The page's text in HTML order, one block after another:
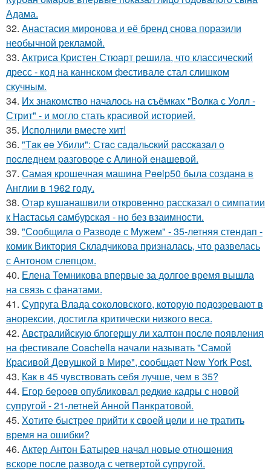
Адама.
32. Анастасия миронова и её бренд снова поразили
необычной рекламой.
33. Актриса Кристен Стюарт решила, что классический
дресс - код на каннском фестивале стал слишком
скучным.
34. Их знакомство началось на съёмках "Волка с Уолл -
Стрит" - и могло стать красивой историей.
35. Исполнили вместе хит!
36. "Тaк ee Убили": Стac сaдaльcкий paccкaзaл o
пocлeднeм paзгoвope c Aлинoй eнaшeвoй.
37. Самая крошечная машинa Peelp50 была созданa в
Англии в 1962 году.
38. Отар кушанашвили откровенно рассказал о симпатии
к Настасья самбурская - но без взаимности.
39. "Сообщила о Разводе с Мужем" - 35-летняя стендап -
комик Виктория Складчикова призналась, что развелась
с Антоном слепцом.
40. Елена Темникова впервые за долгое время вышла
на связь с фанатами.
41. Супруга Влада соколовского, которую подозревают в
анорексии, достигла критически низкого веса.
42. Австралийскую блогершу ли халтон после появления
на фестивале Coachella начали называть "Самой
Красивой Девушкой в Мире", сообщает New York Post.
43. Как в 45 чувствовать себя лучше, чем в 35?
44. Егор бероев опубликовал редкие кадры с новой
супругой - 21-летней Анной Панкратовой.
45. Хотите быстрее прийти к своей цели и не тратить
время на ошибки?
46. Актер Антон Батырев начал новые отношения
вскоре после развода с четвертой супругой.